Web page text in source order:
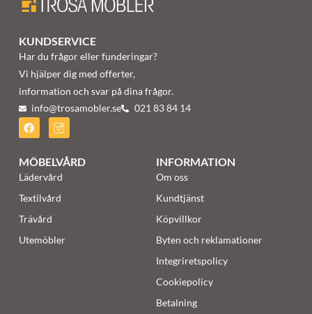
KUNDSERVICE
Har du frågor eller funderingar?
Vi hjälper dig med offerter,
information och svar på dina frågor.
info@trosamobler.se 021 83 84 14
MÖBELVÅRD
Lädervård
Textilvård
Trävård
Utemöbler
INFORMATION
Om oss
Kundtjänst
Köpvillkor
Byten och reklamationer
Integriretspolicy
Cookiepolicy
Betalning